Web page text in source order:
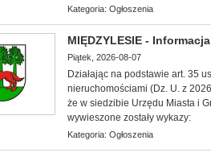
Kategoria: Ogłoszenia
MIĘDZYLESIE -
Piątek, 2026-08-07
Działając na podstawie art. 35
nieruchomościami (Dz. U. z
że w siedzibie Urzędu Miasta i
wywieszone zostały wykazy:
Kategoria: Ogłoszenia